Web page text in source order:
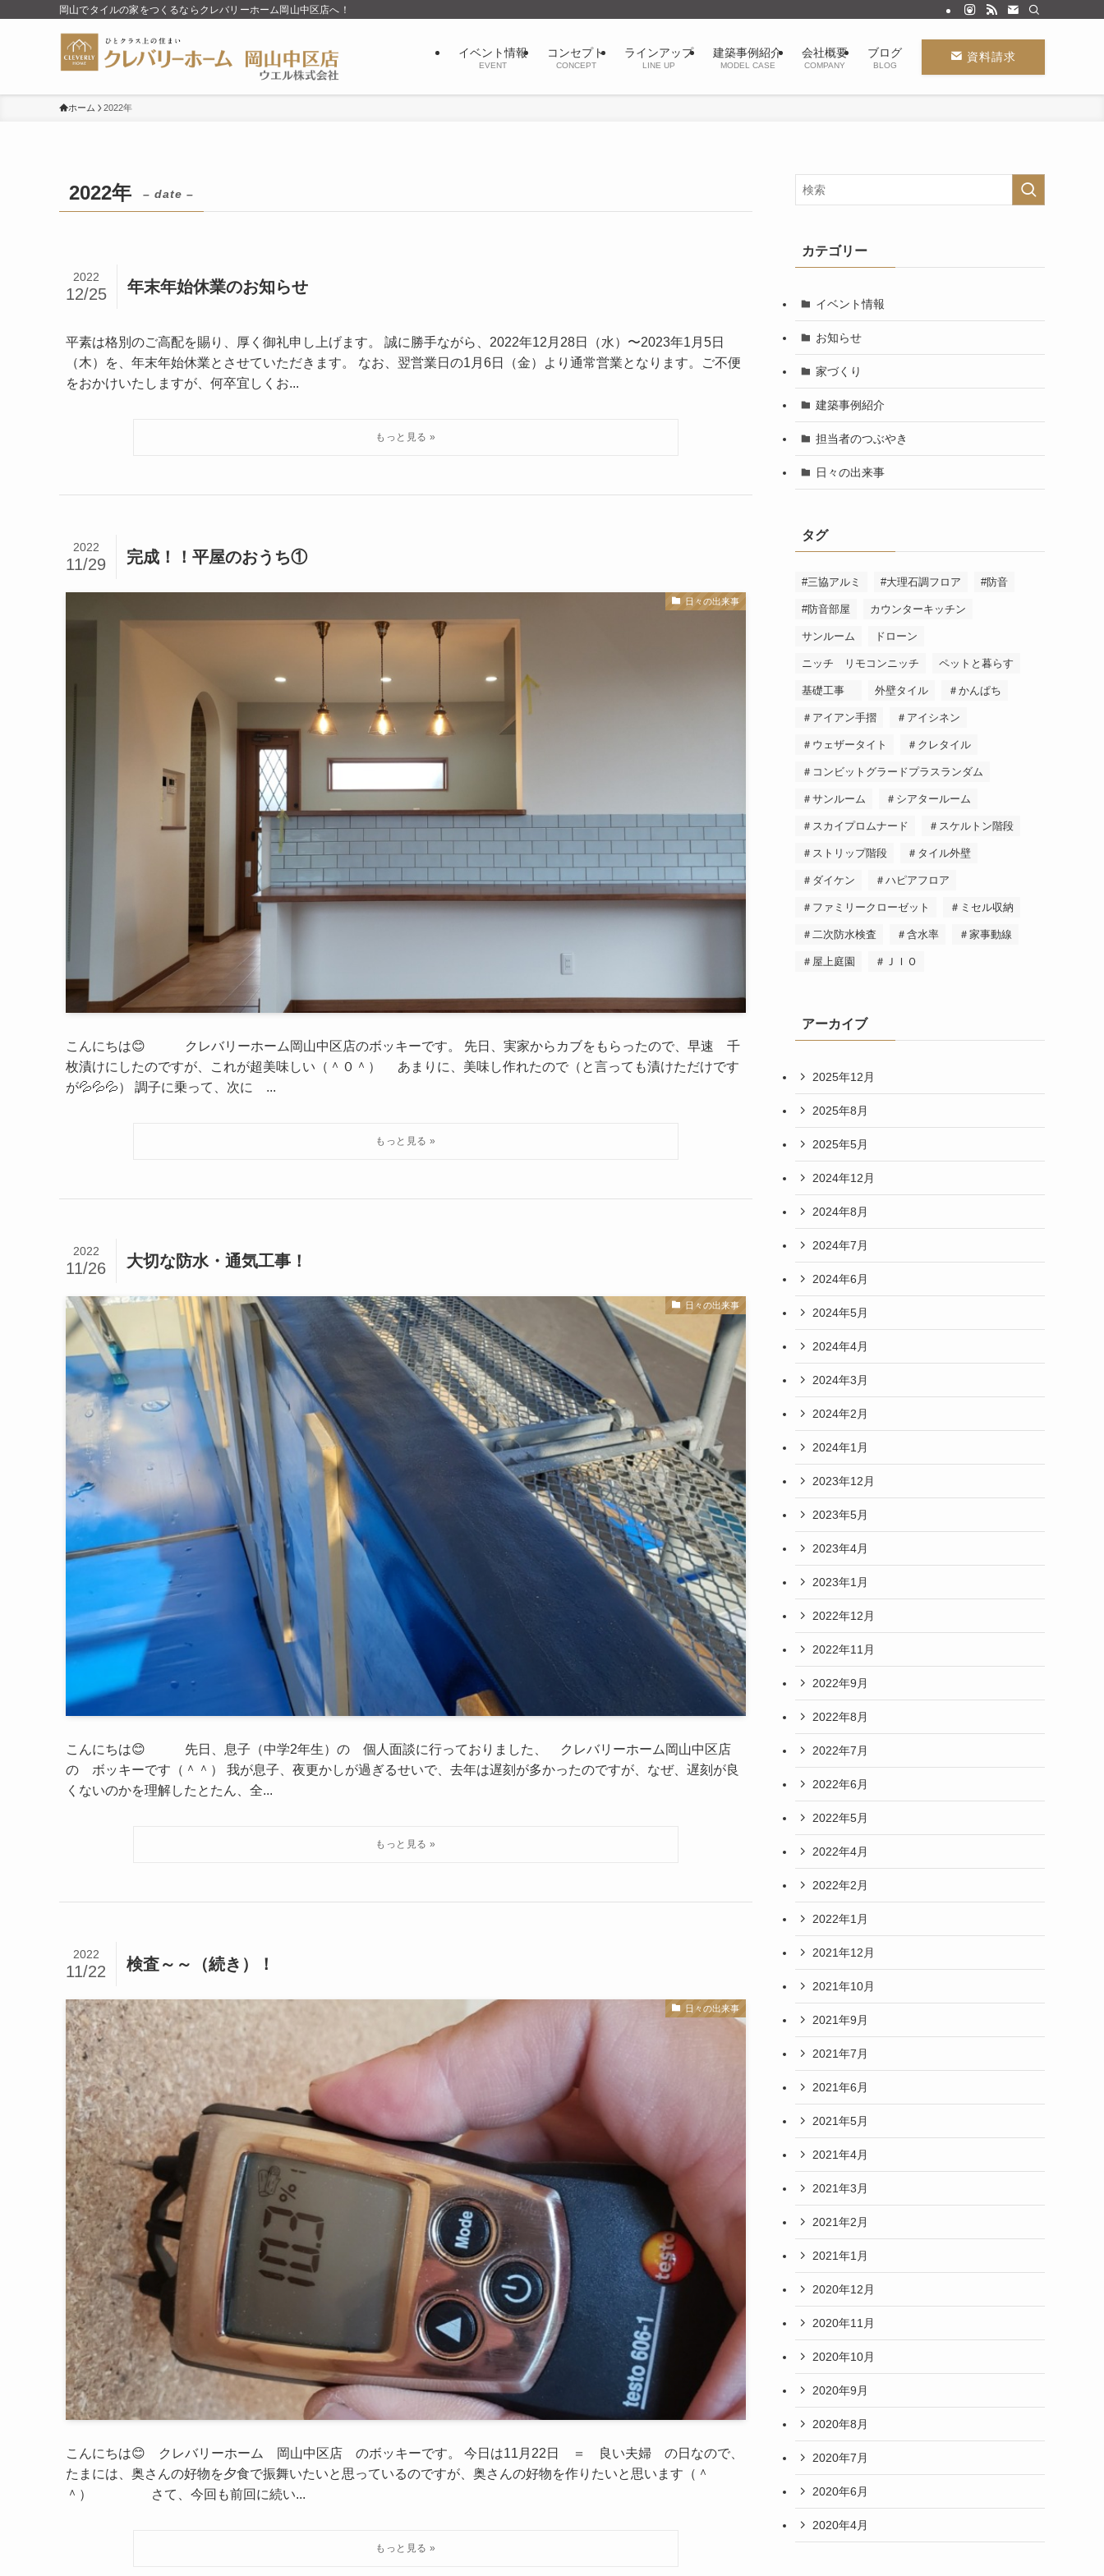
岡山でタイルの家をつくるならクレバリーホーム岡山中区店へ！
イベント情報
EVENT
コンセプト
CONCEPT
ラインアップ
LINE UP
建築事例紹介
MODEL CASE
会社概要
COMPANY
ブログ
BLOG
資料請求
ホーム 2022年
2022年 – date –
年末年始休業のお知らせ
2022
12/25
平素は格別のご高配を賜り、厚く御礼申し上げます。 誠に勝手ながら、2022年12月28日（水）〜2023年1月5日
（木）を、年末年始休業とさせていただきます。 なお、翌営業日の1月6日（金）より通常営業となります。ご不便
をおかけいたしますが、何卒宜しくお...
完成！！平屋のおうち①
2022
11/29
日々の出来事
こんにちは😊 クレバリーホーム岡山中区店のボッキーです。 先日、実家からカブをもらったので、早速 千
枚漬けにしたのですが、これが超美味しい（＾０＾） あまりに、美味し作れたので（と言っても漬けただけです
が💦💦💦） 調子に乗って、次に ...
大切な防水・通気工事！
2022
11/26
日々の出来事
こんにちは😊 先日、息子（中学2年生）の 個人面談に行っておりました、 クレバリーホーム岡山中区店
の ボッキーです（＾＾） 我が息子、夜更かしが過ぎるせいで、去年は遅刻が多かったのですが、なぜ、遅刻が良
くないのかを理解したとたん、全...
検査～～（続き）！
2022
11/22
日々の出来事
こんにちは😊 クレバリーホーム 岡山中区店 のボッキーです。 今日は11月22日 ＝ 良い夫婦 の日なので、
たまには、奥さんの好物を夕食で振舞いたいと思っているのですが、奥さんの好物を作りたいと思います（＾
＾） さて、今回も前回に続い...
カテゴリー
イベント情報
お知らせ
家づくり
建築事例紹介
担当者のつぶやき
日々の出来事
タグ
#三協アルミ #大理石調フロア #防音
#防音部屋 カウンターキッチン
サンルーム ドローン
ニッチ リモコンニッチ ペットと暮らす
基礎工事 外壁タイル ＃かんぱち
＃アイアン手摺 ＃アイシネン
＃ウェザータイト ＃クレタイル
＃コンビットグラードプラスランダム
＃サンルーム ＃シアタールーム
＃スカイプロムナード ＃スケルトン階段
＃ストリップ階段 ＃タイル外壁
＃ダイケン ＃ハピアフロア
＃ファミリークローゼット ＃ミセル収納
＃二次防水検査 ＃含水率 ＃家事動線
＃屋上庭園 ＃ＪＩＯ
アーカイブ
2025年12月
2025年8月
2025年5月
2024年12月
2024年8月
2024年7月
2024年6月
2024年5月
2024年4月
2024年3月
2024年2月
2024年1月
2023年12月
2023年5月
2023年4月
2023年1月
2022年12月
2022年11月
2022年9月
2022年8月
2022年7月
2022年6月
2022年5月
2022年4月
2022年2月
2022年1月
2021年12月
2021年10月
2021年9月
2021年7月
2021年6月
2021年5月
2021年4月
2021年3月
2021年2月
2021年1月
2020年12月
2020年11月
2020年10月
2020年9月
2020年8月
2020年7月
2020年6月
2020年4月